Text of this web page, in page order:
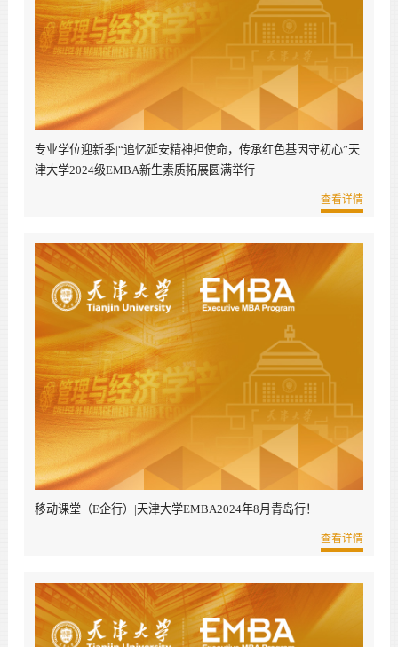
专业学位迎新季|“追忆延安精神担使命，传承红色基因守初心”天
津大学2024级EMBA新生素质拓展圆满举行
查看详情
移动课堂（E企行）|天津大学EMBA2024年8月青岛行！
查看详情